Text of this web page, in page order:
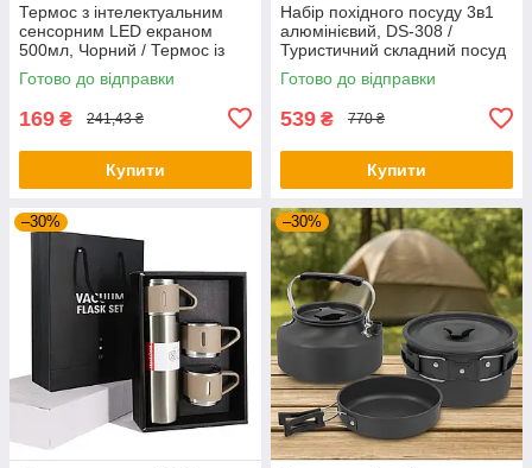
Термос з інтелектуальним
сенсорним LED екраном
500мл, Чорний / Термос із
нержавіючої сталі
Готово до відправки
169 ₴ 241,43 ₴
Купити
Набір похідного посуду 3в1
алюмінієвий, DS-308 /
Туристичний складний посуд
(чайник, каструля,
сковорідка)
Готово до відправки
539 ₴ 770 ₴
Купити
–30% –30%